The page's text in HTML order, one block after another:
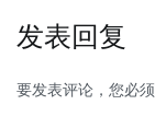
航
发表回复
要发表评论，您必